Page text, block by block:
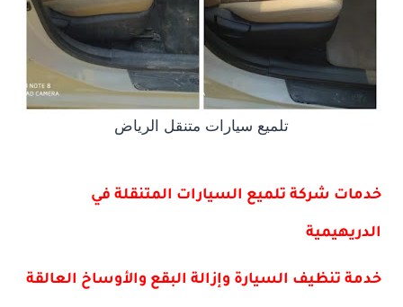
تلميع سيارات متنقل الرياض
خدمات شركة تلميع السيارات المتنقلة في
الدريهيمية
خدمة تنظيف السيارة وإزالة البقع والأوساخ العالقة